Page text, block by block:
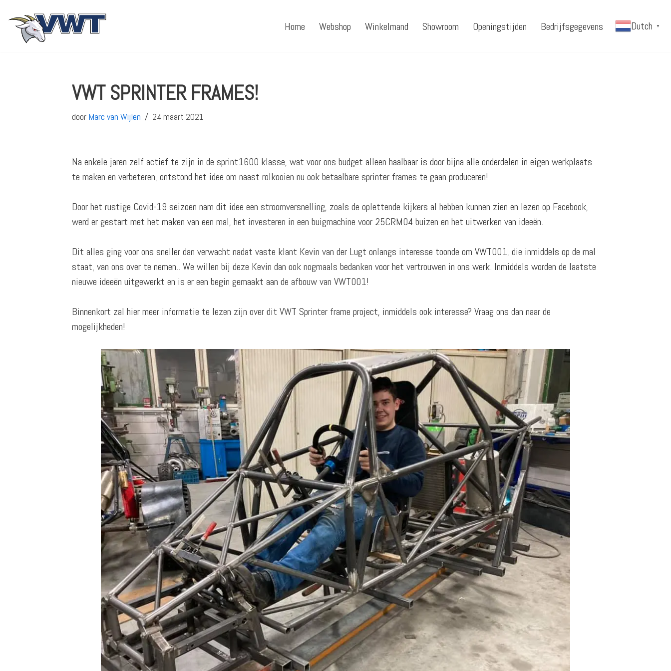
Ga
Home Webshop Winkelmand Showroom Openingstijden Bedrijfsgegevens Dutch ▼
VWT SPRINTER FRAMES!
door Marc van Wijlen 24 maart 2021
Na enkele jaren zelf actief te zijn in de sprint1600 klasse, wat voor ons budget alleen haalbaar is door bijna alle onderdelen in eigen werkplaats
te maken en verbeteren, ontstond het idee om naast rolkooien nu ook betaalbare sprinter frames te gaan produceren!
Door het rustige Covid-19 seizoen nam dit idee een stroomversnelling, zoals de oplettende kijkers al hebben kunnen zien en lezen op Facebook,
werd er gestart met het maken van een mal, het investeren in een buigmachine voor 25CRM04 buizen en het uitwerken van ideeën.
Dit alles ging voor ons sneller dan verwacht nadat vaste klant Kevin van der Lugt onlangs interesse toonde om VWT001, die inmiddels op de mal
staat, van ons over te nemen.. We willen bij deze Kevin dan ook nogmaals bedanken voor het vertrouwen in ons werk. Inmiddels worden de laatste
nieuwe ideeën uitgewerkt en is er een begin gemaakt aan de afbouw van VWT001!
Binnenkort zal hier meer informatie te lezen zijn over dit VWT Sprinter frame project, inmiddels ook interesse? Vraag ons dan naar de
mogelijkheden!